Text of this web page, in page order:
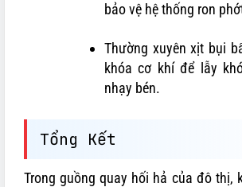
bảo vệ hệ thống ron
Thường xuyên xịt bụi
khóa cơ khí để lẫy
nhạy bén.
Tổng Kết
Trong guồng quay hối hả của đô thị,